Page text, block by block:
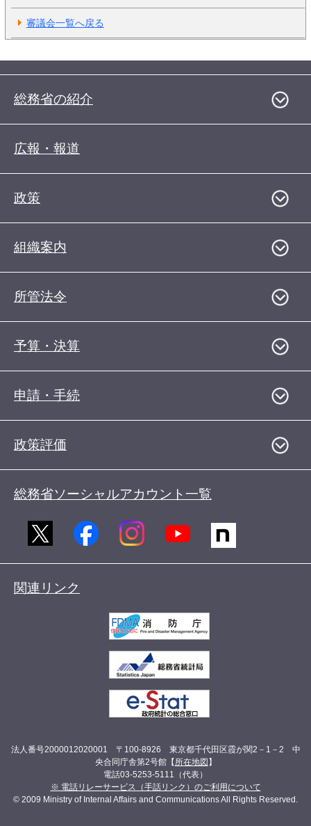
審議会一覧へ戻る
総務省の紹介
広報・報道
政策
組織案内
所管法令
予算・決算
申請・手続
政策評価
総務省ソーシャルアカウント一覧
関連リンク
法人番号2000012020001 〒100-8926 東京都千代田区霞が関2－1－2 中
央合同庁舎第2号館【 所在地図 】
電話03-5253-5111（代表）
※ 電話リレーサービス（手話リンク）のご利用について
© 2009 Ministry of Internal Affairs and Communications All Rights Reserved.